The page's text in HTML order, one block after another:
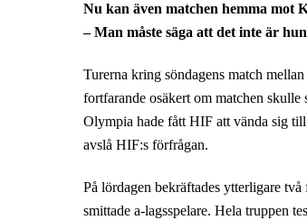
Nu kan även matchen hemma mot
– Man måste säga att det inte är
Turerna kring söndagens match
fortfarande osäkert om matchen
Olympia hade fått HIF att vända sig
avslå HIF:s förfrågan.
På lördagen bekräftades ytterligare
smittade a-lagsspelare. Hela truppen